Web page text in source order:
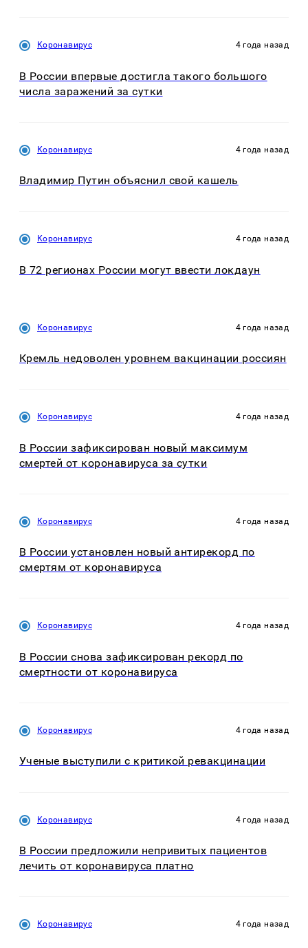
Коронавирус 4 года назад
В России впервые достигла такого большого
числа заражений за сутки
Коронавирус 4 года назад
Владимир Путин объяснил свой кашель
Коронавирус 4 года назад
В 72 регионах России могут ввести локдаун
Коронавирус 4 года назад
Кремль недоволен уровнем вакцинации россиян
Коронавирус 4 года назад
В России зафиксирован новый максимум
смертей от коронавируса за сутки
Коронавирус 4 года назад
В России установлен новый антирекорд по
смертям от коронавируса
Коронавирус 4 года назад
В России снова зафиксирован рекорд по
смертности от коронавируса
Коронавирус 4 года назад
Ученые выступили с критикой ревакцинации
Коронавирус 4 года назад
В России предложили непривитых пациентов
лечить от коронавируса платно
Коронавирус 4 года назад